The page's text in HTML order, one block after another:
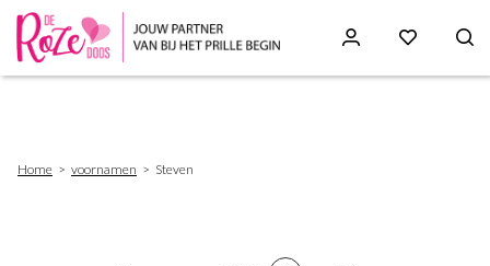
Home voornamen Steven